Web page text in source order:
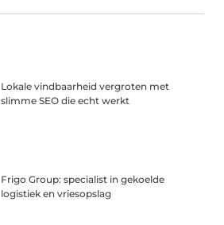
Lokale vindbaarheid vergroten met
slimme SEO die echt werkt
Frigo Group: specialist in gekoelde
logistiek en vriesopslag